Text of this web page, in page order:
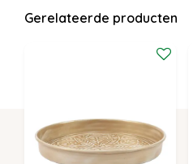
Gerelateerde producten